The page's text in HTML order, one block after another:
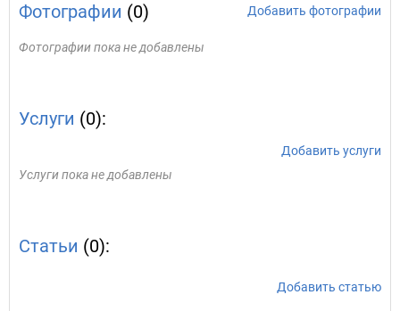
Фотографии (0) Добавить фотографии
Фотографии пока не добавлены
Услуги (0):
Добавить услуги
Услуги пока не добавлены
Статьи (0):
Добавить статью